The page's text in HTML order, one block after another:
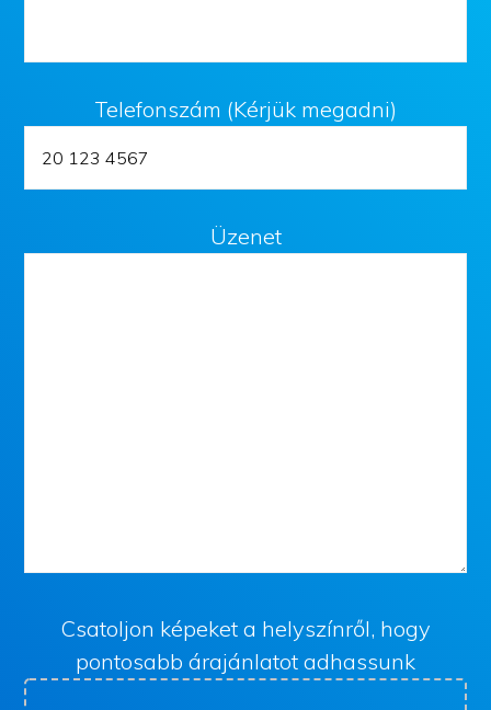
Telefonszám (Kérjük megadni)
Üzenet
Csatoljon képeket a helyszínről, hogy
pontosabb árajánlatot adhassunk